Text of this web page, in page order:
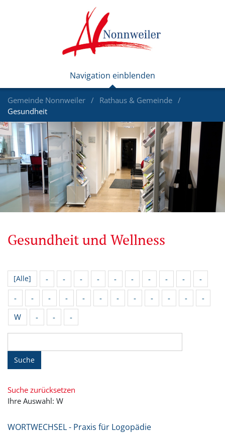
Gemeinde Nonnweiler
Rathaus & Gemeinde
Gesundheit
Gesundheit und Wellness
[Alle] - - - - - - - - -
-
-
- - - - - - - - - -
-
W
- - -
Suche
Suche zurücksetzen
Ihre Auswahl: W
WORTWECHSEL - Praxis für Logopädie